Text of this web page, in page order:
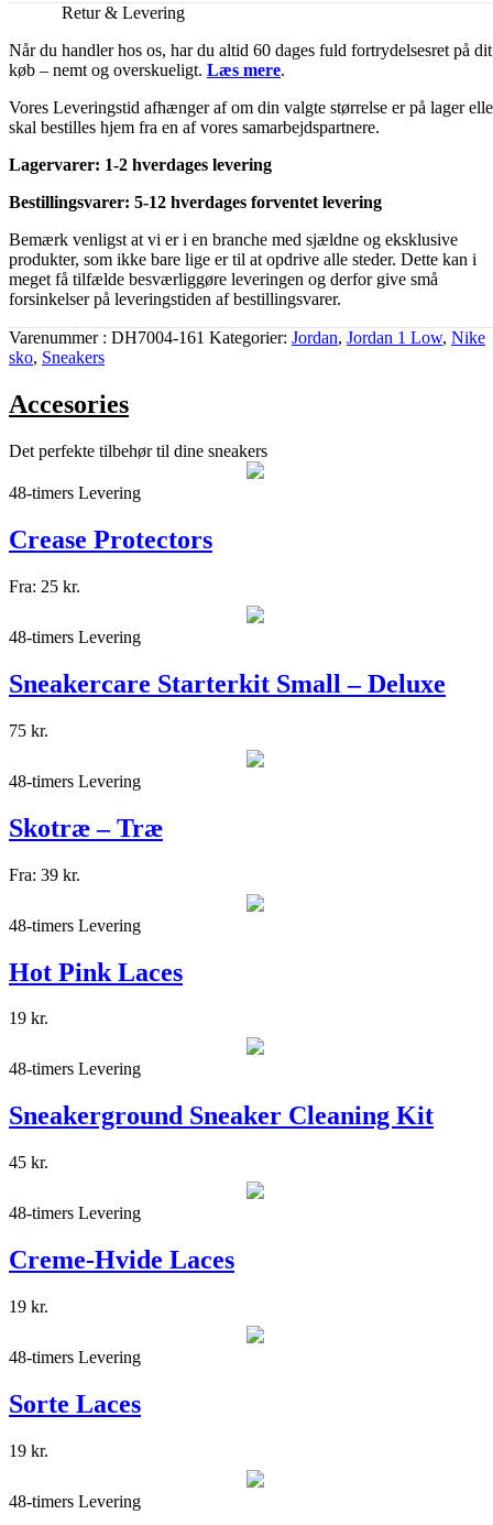
Retur & Levering
Når du handler hos os, har du altid 60 dages fuld fortrydelsesret på dit
køb – nemt og overskueligt. Læs mere.
Vores Leveringstid afhænger af om din valgte størrelse er på lager
skal bestilles hjem fra en af vores samarbejdspartnere.
Lagervarer: 1-2 hverdages levering
Bestillingsvarer: 5-12 hverdages forventet levering
Bemærk venligst at vi er i en branche med sjældne og eksklusive
produkter, som ikke bare lige er til at opdrive alle steder. Dette kan i
meget få tilfælde besværliggøre leveringen og derfor give små
forsinkelser på leveringstiden af bestillingsvarer.
Varenummer DH7004-161 Kategorier Jordan, Jordan 1 Low, Nike
sko, Sneakers
Accesories
Det perfekte tilbehør til dine sneakers
48-timers Levering
Crease Protectors
Fra: 25 kr.
48-timers Levering
Sneakercare Starterkit Small – Deluxe
75 kr.
48-timers Levering
Skotræ – Træ
Fra: 39 kr.
48-timers Levering
Hot Pink Laces
19 kr.
48-timers Levering
Sneakerground Sneaker Cleaning Kit
45 kr.
48-timers Levering
Creme-Hvide Laces
19 kr.
48-timers Levering
Sorte Laces
19 kr.
48-timers Levering